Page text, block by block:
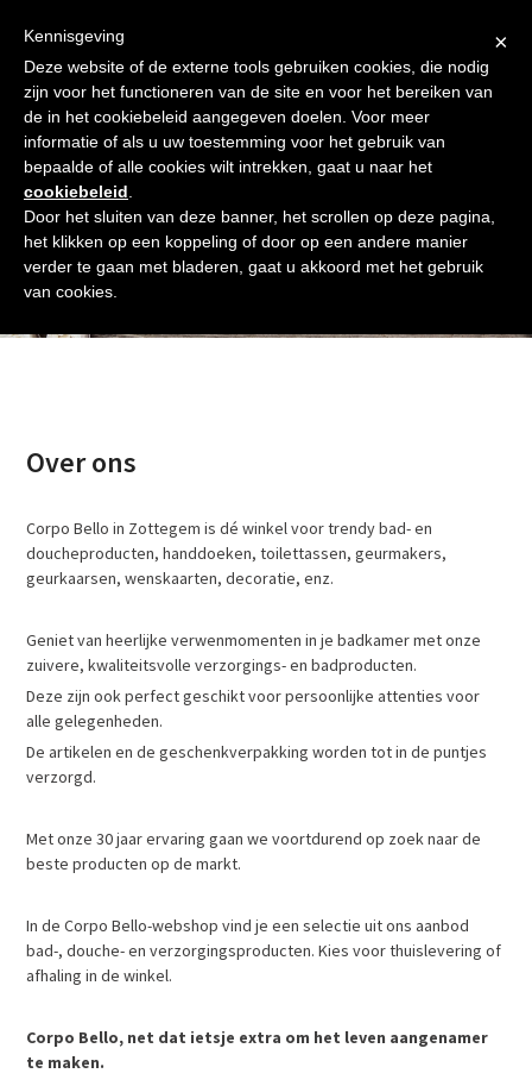
content
Afrekenen
Winkelmand Shop
Open
mobile
menu
Close
mobile
menu
Over ons
Over ons
Corpo Bello in Zottegem is dé winkel voor trendy bad- en
doucheproducten, handdoeken, toilettassen, geurmakers,
geurkaarsen, wenskaarten, decoratie, enz.
Geniet van heerlijke verwenmomenten in je badkamer met onze
zuivere, kwaliteitsvolle verzorgings- en badproducten.
Deze zijn ook perfect geschikt voor persoonlijke attenties voor
alle gelegenheden.
De artikelen en de geschenkverpakking worden tot in de puntjes
verzorgd.
Met onze 30 jaar ervaring gaan we voortdurend op zoek naar de
beste producten op de markt.
In deCorpo Bello-webshop vind je een selectie uit ons aanbod
bad-, douche- en verzorgingsproducten. Kies voor thuislevering of
afhaling in de winkel.
Corpo Bello, net dat ietsje extra om het leven aangenamer
te maken.
×
Kennisgeving
Deze website of de externe tools gebruiken cookies, die nodig
zijn voor het functioneren van de site en voor het bereiken van
de in het cookiebeleid aangegeven doelen. Voor meer
informatie of als u uw toestemming voor het gebruik van
bepaalde of alle cookies wilt intrekken, gaat u naar het
cookiebeleid
Door het sluiten van deze banner, het scrollen op deze pagina,
het klikken op een koppeling of door op een andere manier
verder te gaan met bladeren, gaat u akkoord met het gebruik
van cookies.